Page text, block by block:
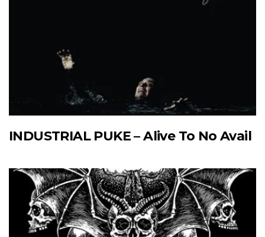
INDUSTRIAL PUKE – Alive To No Avail